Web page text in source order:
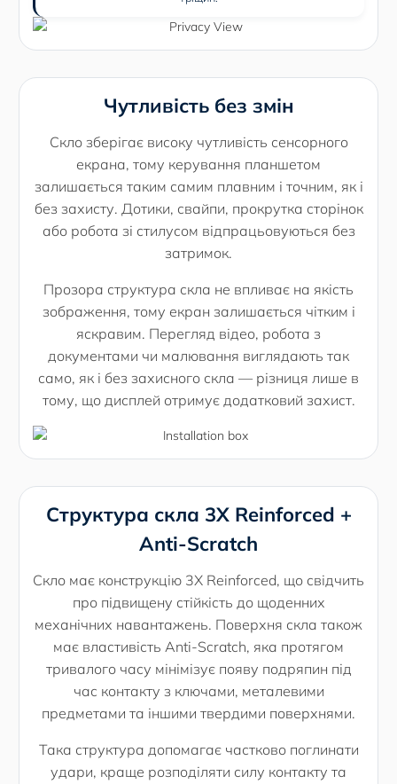
Чутливість без змін
Скло зберігає високу чутливість сенсорного
екрана, тому керування планшетом
залишається таким самим плавним і точним, як і
без захисту. Дотики, свайпи, прокрутка сторінок
або робота зі стилусом відпрацьовуються без
затримок.
Прозора структура скла не впливає на якість
зображення, тому екран залишається чітким і
яскравим. Перегляд відео, робота з
документами чи малювання виглядають так
само, як і без захисного скла — різниця лише в
тому, що дисплей отримує додатковий захист.
Структура скла 3X Reinforced +
Anti-Scratch
Скло має конструкцію 3X Reinforced, що свідчить
про підвищену стійкість до щоденних
механічних навантажень. Поверхня скла також
має властивість Anti-Scratch, яка протягом
тривалого часу мінімізує появу подряпин під
час контакту з ключами, металевими
предметами та іншими твердими поверхнями.
Така структура допомагає частково поглинати
удари, краще розподіляти силу контакту та